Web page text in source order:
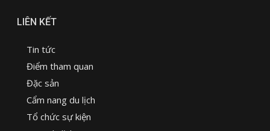
LIÊN KẾT
Tin tức
Điểm tham quan
Đặc sản
Cẩm nang du lịch
Tổ chức sự kiện